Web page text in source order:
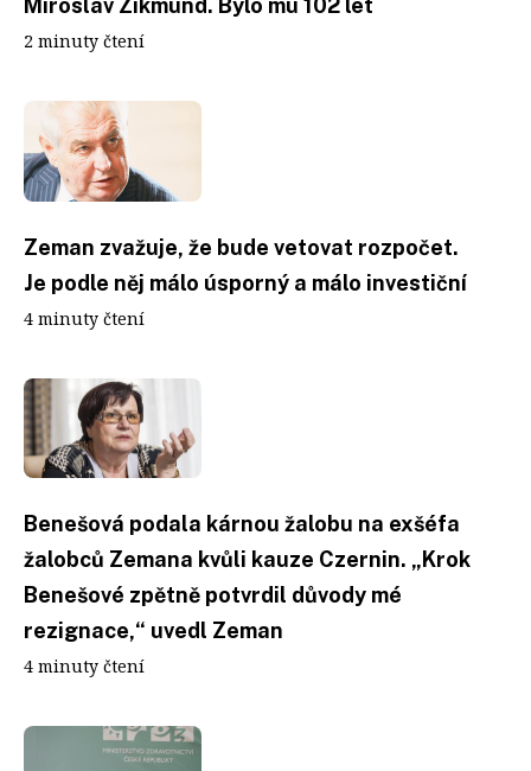
Miroslav Zikmund. Bylo mu 102 let
2 minuty čtení
Zeman zvažuje, že bude vetovat rozpočet.
Je podle něj málo úsporný a málo investiční
4 minuty čtení
Benešová podala kárnou žalobu na exšéfa
žalobců Zemana kvůli kauze Czernin. „Krok
Benešové zpětně potvrdil důvody mé
rezignace,“ uvedl Zeman
4 minuty čtení